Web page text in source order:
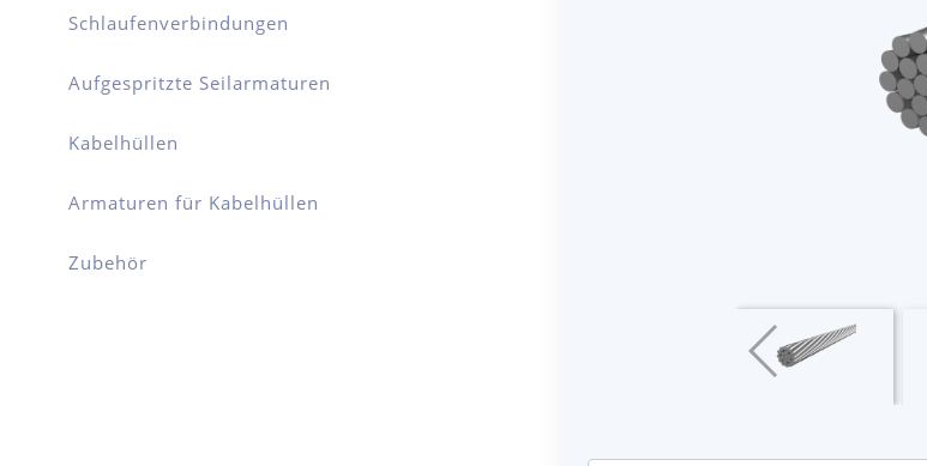
Schlaufenverbindungen
Aufgespritzte Seilarmaturen
Kabelhüllen
Armaturen für Kabelhüllen
Zubehör